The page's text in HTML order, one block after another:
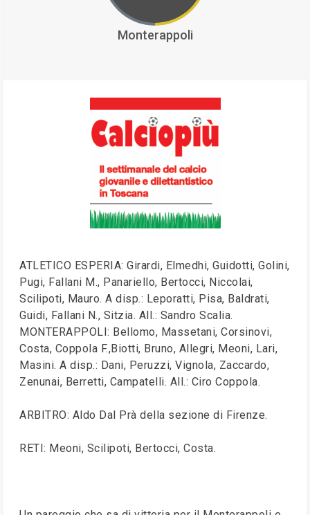
Monterappoli
ATLETICO ESPERIA: Girardi, Elmedhi, Guidotti, Golini,
Pugi, Fallani M., Panariello, Bertocci, Niccolai,
Scilipoti, Mauro. A disp.: Leporatti, Pisa, Baldrati,
Guidi, Fallani N., Sitzia. All.: Sandro Scalia.
MONTERAPPOLI: Bellomo, Massetani, Corsinovi,
Costa, Coppola F.,Biotti, Bruno, Allegri, Meoni, Lari,
Masini. A disp.: Dani, Peruzzi, Vignola, Zaccardo,
Zenunai, Berretti, Campatelli. All.: Ciro Coppola.
ARBITRO: Aldo Dal Prà della sezione di Firenze.
RETI: Meoni, Scilipoti, Bertocci, Costa.